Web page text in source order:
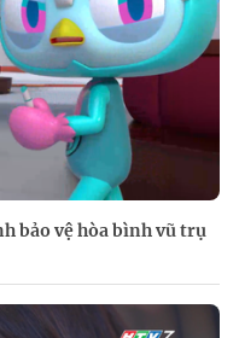
bảo vệ hòa bình vũ trụ